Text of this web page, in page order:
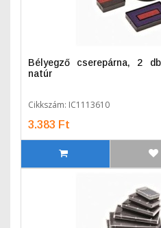
Bélyegző cserepárna, 2
natúr
Cikkszám: IC1113610
3.383 Ft